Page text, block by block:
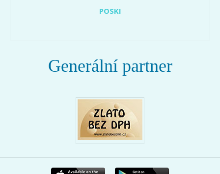
POSKI
Generální partner